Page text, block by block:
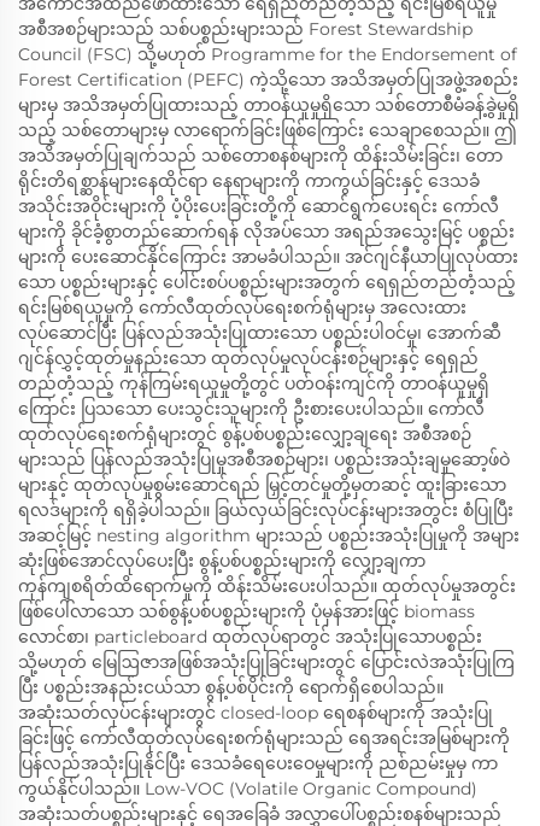
အစီအစဉ်များသည် သစ်ပစ္စည်းများသည် Forest Stewardship
Council (FSC) သို့မဟုတ် Programme for the Endorsement of
Forest Certification (PEFC) ကဲ့သို့သော အသိအမှတ်ပြုအဖွဲ့အစည်း
များမှ အသိအမှတ်ပြုထားသည့် တာဝန်ယူမှုရှိသော သစ်တောစီမံခန့်ခွဲမှုရှိ
သည့် သစ်တောများမှ လာရောက်ခြင်းဖြစ်ကြောင်း သေချာစေသည်။ ဤ
အသိအမှတ်ပြုချက်သည် သစ်တောစနစ်များကို ထိန်းသိမ်းခြင်း၊ တော
ရိုင်းတိရစ္ဆာန်များနေထိုင်ရာ နေရာများကို ကာကွယ်ခြင်းနှင့် ဒေသခံ
အသိုင်းအဝိုင်းများကို ပံ့ပိုးပေးခြင်းတို့ကို ဆောင်ရွက်ပေးရင်း ကော်လီ
များကို ခိုင်ခံ့စွာတည်ဆောက်ရန် လိုအပ်သော အရည်အသွေးမြင့် ပစ္စည်း
များကို ပေးဆောင်နိုင်ကြောင်း အာမခံပါသည်။ အင်ဂျင်နီယာပြုလုပ်ထား
သော ပစ္စည်းများနှင့် ပေါင်းစပ်ပစ္စည်းများအတွက် ရေရှည်တည်တံ့သည့်
ရင်းမြစ်ရယူမှုကို ကော်လီထုတ်လုပ်ရေးစက်ရုံများမှ အလေးထား
လုပ်ဆောင်ပြီး ပြန်လည်အသုံးပြုထားသော ပစ္စည်းပါဝင်မှု၊ အောက်ဆီ
ဂျင်န်လွှင့်ထုတ်မှုနည်းသော ထုတ်လုပ်မှုလုပ်ငန်းစဉ်များနှင့် ရေရှည်
တည်တံ့သည့် ကုန်ကြမ်းရယူမှုတို့တွင် ပတ်ဝန်းကျင်ကို တာဝန်ယူမှုရှိ
ကြောင်း ပြသသော ပေးသွင်းသူများကို ဦးစားပေးပါသည်။ ကော်လီ
ထုတ်လုပ်ရေးစက်ရုံများတွင် စွန့်ပစ်ပစ္စည်းလျှော့ချရေး အစီအစဉ်
များသည် ပြန်လည်အသုံးပြုမှုအစီအစဉ်များ၊ ပစ္စည်းအသုံးချမှုဆော့ဖ်ဝဲ
များနှင့် ထုတ်လုပ်မှုစွမ်းဆောင်ရည် မြှင့်တင်မှုတို့မှတဆင့် ထူးခြားသော
ရလဒ်များကို ရရှိခဲ့ပါသည်။ ခြယ်လှယ်ခြင်းလုပ်ငန်းများအတွင်း စံပြုပြီး
အဆင့်မြင့် nesting algorithm များသည် ပစ္စည်းအသုံးပြုမှုကို အများ
ဆုံးဖြစ်အောင်လုပ်ပေးပြီး စွန့်ပစ်ပစ္စည်းများကို လျှော့ချကာ
ကုန်ကျစရိတ်ထိရောက်မှုကို ထိန်းသိမ်းပေးပါသည်။ ထုတ်လုပ်မှုအတွင်း
ဖြစ်ပေါ်လာသော သစ်စွန့်ပစ်ပစ္စည်းများကို ပုံမှန်အားဖြင့် biomass
လောင်စာ၊ particleboard ထုတ်လုပ်ရာတွင် အသုံးပြုသောပစ္စည်း
သို့မဟုတ် မြေဩဇာအဖြစ်အသုံးပြုခြင်းများတွင် ပြောင်းလဲအသုံးပြုကြ
ပြီး ပစ္စည်းအနည်းငယ်သာ စွန့်ပစ်ပိုင်းကို ရောက်ရှိစေပါသည်။
အဆုံးသတ်လုပ်ငန်းများတွင် closed-loop ရေစနစ်များကို အသုံးပြု
ခြင်းဖြင့် ကော်လီထုတ်လုပ်ရေးစက်ရုံများသည် ရေအရင်းအမြစ်များကို
ပြန်လည်အသုံးပြုနိုင်ပြီး ဒေသခံရေပေးဝေမှုများကို ညစ်ညမ်းမှုမှ ကာ
ကွယ်နိုင်ပါသည်။ Low-VOC (Volatile Organic Compound)
အဆုံးသတ်ပစ္စည်းများနှင့် ရေအခြေခံ အလွှာပေါ်ပစ္စည်းစနစ်များသည်